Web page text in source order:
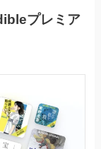
プレミア